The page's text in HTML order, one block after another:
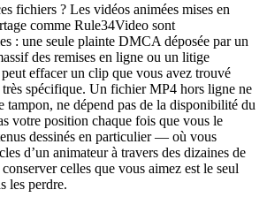
fichiers ? Les vidéos animées mises en
comme Rule34Video sont
: une seule plainte DMCA déposée par un
des remises en ligne ou un litige
effacer un clip que vous avez trouvé
très spécifique. Un fichier MP4 hors ligne ne
tampon, ne dépend pas de la disponibilité du
votre position chaque fois que vous le
dessinés en particulier — où vous
d’un animateur à travers des dizaines de
celles que vous aimez est le seul
les perdre.